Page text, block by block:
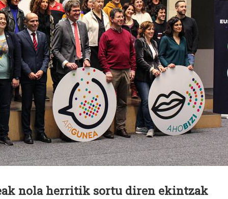
nola herritik sortu diren ekintzak